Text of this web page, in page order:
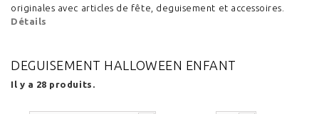
originales avec articles de fête, deguisement et accessoires.
Détails
DEGUISEMENT HALLOWEEN ENFANT
Il y a 28 produits.